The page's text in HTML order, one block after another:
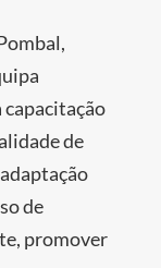
de
de
promover